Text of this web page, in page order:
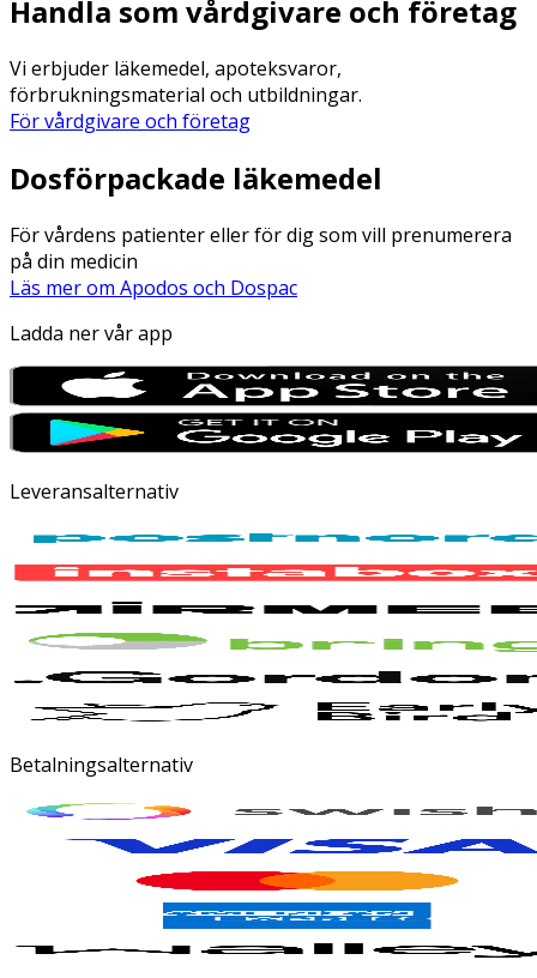
Handla som vårdgivare och företag
Vi erbjuder läkemedel, apoteksvaror,
förbrukningsmaterial och utbildningar.
För vårdgivare och företag
Dosförpackade läkemedel
För vårdens patienter eller för dig som vill prenumerera
på din medicin
Läs mer om Apodos och Dospac
Ladda ner vår app
Leveransalternativ
Betalningsalternativ